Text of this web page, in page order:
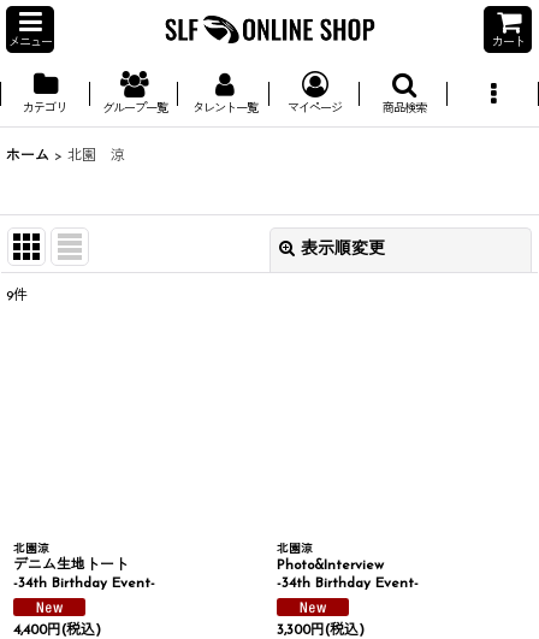
メニュー カート
カテゴリ グループ一覧 タレント一覧 マイページ 商品検索
ホーム > 北園 涼
表示順変更
9件
北園涼
デニム生地トート
-34th Birthday Event-
4,400円(税込)
北園涼
Photo&Interview
-34th Birthday Event-
3,300円(税込)